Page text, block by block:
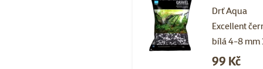
Drť Aqua
Excellent
bílá 4-8 mm
Cena
99 Kč